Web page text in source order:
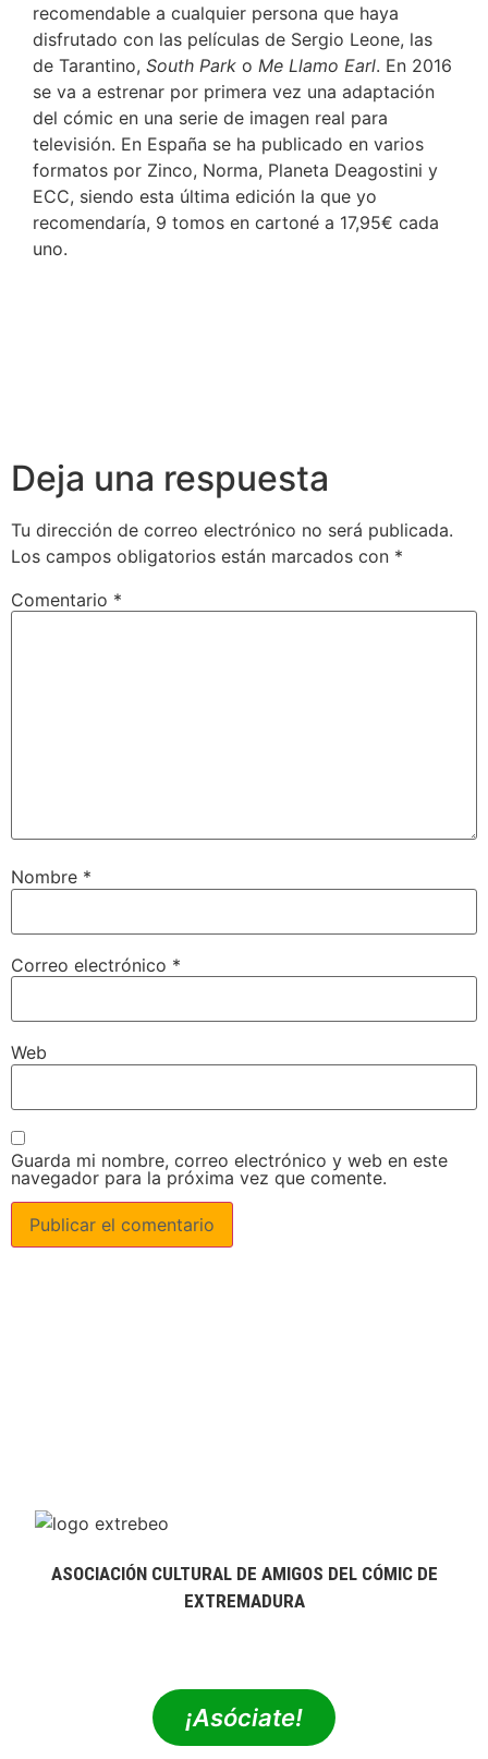
recomendable a cualquier persona que haya
disfrutado con las películas de Sergio Leone, las
de Tarantino, South Park o Me Llamo Earl. En 2016
se va a estrenar por primera vez una adaptación
del cómic en una serie de imagen real para
televisión. En España se ha publicado en varios
formatos por Zinco, Norma, Planeta Deagostini y
ECC, siendo esta última edición la que yo
recomendaría, 9 tomos en cartoné a 17,95€ cada
uno.
Deja una respuesta
Tu dirección de correo electrónico no será publicada.
Los campos obligatorios están marcados con *
Comentario *
Nombre *
Correo electrónico *
Web
Guarda mi nombre, correo electrónico y web en este
navegador para la próxima vez que comente.
ASOCIACIÓN CULTURAL DE AMIGOS DEL CÓMIC DE
EXTREMADURA
¡Asóciate!